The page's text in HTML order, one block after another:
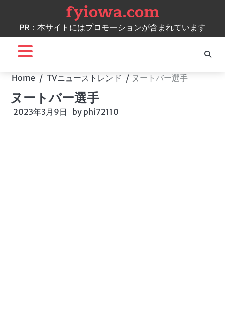
content
fyiowa.com
PR：本サイトにはプロモーションが含まれています
Home TVニューストレンド ヌートバー選手
ヌートバー選手
2023年3月9日 by phi72110